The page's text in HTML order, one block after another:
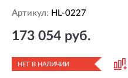
Артикул: HL-0227
173 054 руб.
НЕТ В НАЛИЧИИ